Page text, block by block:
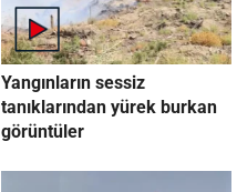
Yangınların sessiz
tanıklarından yürek burkan
görüntüler